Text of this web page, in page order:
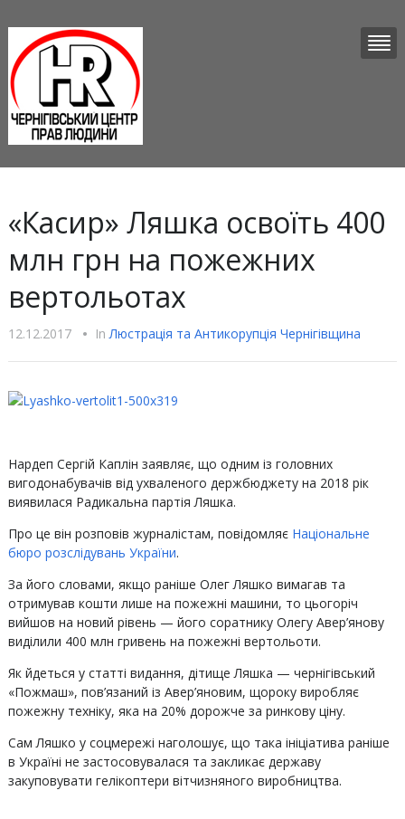
«Касир» Ляшка освоїть 400
млн грн на пожежних
вертольотах
12.12.2017 • InЛюстрацiя та Антикорупцiя Чернігівщина
Нардеп Сергій Каплін заявляє, що одним із головних
вигодонабувачів від ухваленого держбюджету на 2018 рік
виявилася Радикальна партія Ляшка.
Про це він розповів журналістам, повідомляє Національне
бюро розслідувань України.
За його словами, якщо раніше Олег Ляшко вимагав та
отримував кошти лише на пожежні машини, то цьогоріч
вийшов на новий рівень — його соратнику Олегу Авер’янову
виділили 400 млн гривень на пожежні вертольоти.
Як йдеться у статті видання, дітище Ляшка — чернігівський
«Пожмаш», пов’язаний із Авер’яновим, щороку виробляє
пожежну техніку, яка на 20% дорожче за ринкову ціну.
Сам Ляшко у соцмережі наголошує, що така ініціатива раніше
в Україні не застосовувалася та закликає державу
закуповувати гелікоптери вітчизняного виробництва.